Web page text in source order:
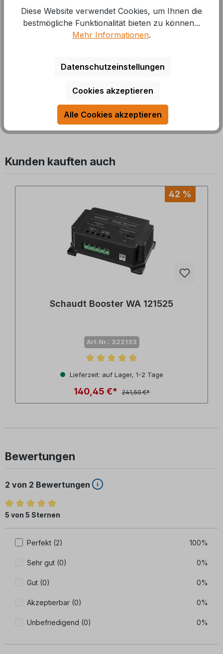
Schaudt Elektroblock EBL 208 mit
Bedienpanel LT 453
Art.Nr.: 9930676
Lieferzeit: 3-5 Tage
492,01 €* 634,95 €*
Kunden kauften auch
42 %
Schaudt Booster WA 121525
Art.Nr.: 322133
Durchschnittliche Bewertung von 4.8 von 5 Sternen
Lieferzeit: auf Lager, 1-2 Tage
140,45 €* 241,50 €*
Bewertungen
2 von 2 Bewertungen
Durchschnittliche Bewertung von 5 von 5 Sternen
5 von 5 Sternen
Perfekt (2) 100%
Sehr gut (0) 0%
Gut (0) 0%
Akzeptierbar (0) 0%
Unbefriedigend (0) 0%
Diese Website verwendet Cookies, um Ihnen die
bestmögliche Funktionalität bieten zu können...
Mehr Informationen.
Datenschutzeinstellungen
Cookies akzeptieren
Alle Cookies akzeptieren